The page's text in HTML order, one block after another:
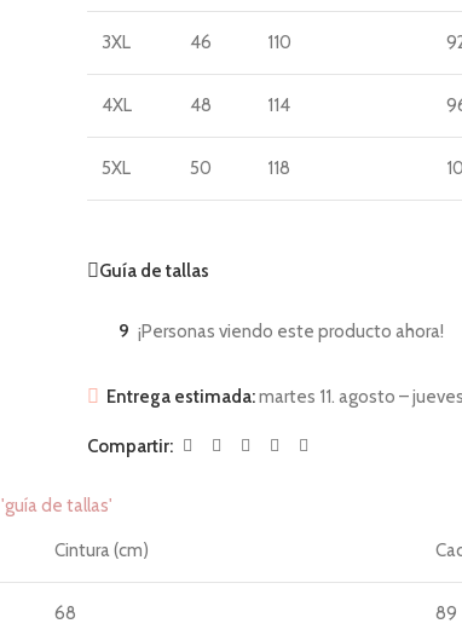
3XL 46 110
4XL 48 114
5XL 50 118
Guía de tallas
9 ¡Personas viendo este producto ahora!
Entrega estimada:martes 11. agosto –
Compartir:
'guía de tallas'
Cintura (cm)
68 89